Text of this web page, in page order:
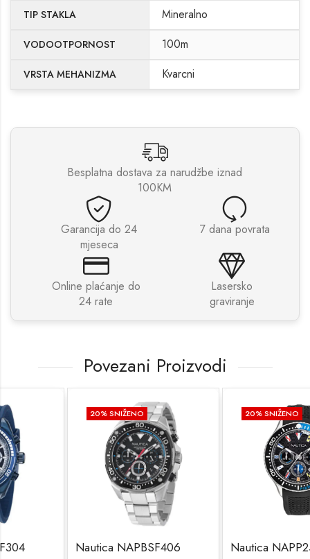
TIP STAKLA Mineralno
VODOOTPORNOST 100m
VRSTA MEHANIZMA Kvarcni
Besplatna dostava za narudžbe iznad
100KM
Garancija do 24
mjeseca
7 dana povrata
Online plaćanje do
24 rate
Lasersko
graviranje
Povezani Proizvodi
% SNIŽENO
Nautica NAPBSF406
% SNIŽENO
Nautica NAPP25F09